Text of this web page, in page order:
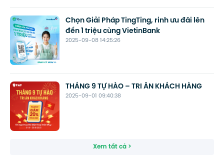
2025-09-08 14:25:26
Chọn Giải Pháp TingTing, rinh ưu đãi lên
đến 1 triệu cùng VietinBank
2025-09-01 09:40:38
THÁNG 9 TỰ HÀO – TRI ÂN KHÁCH HÀNG
Xem tất cả >